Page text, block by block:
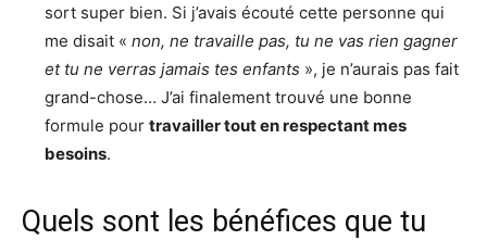
sort super bien. Si j’avais écouté cette personne qui
me disait « non, ne travaille pas, tu ne vas rien gagner
et tu ne verras jamais tes enfants », je n’aurais pas fait
grand-chose… J’ai finalement trouvé une bonne
formule pour travailler tout en respectant mes
besoins.
Quels sont les bénéfices que tu